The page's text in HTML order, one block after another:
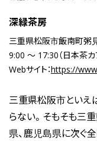
深緑茶房
三重県松阪市飯南町粥
9:00 ～ 17:30（日本茶カ
Webサイト：https://
三重県松阪市といえ
らない。そもそも三
県、鹿児島県に次ぐ